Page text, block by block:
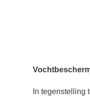
In tegenstelling